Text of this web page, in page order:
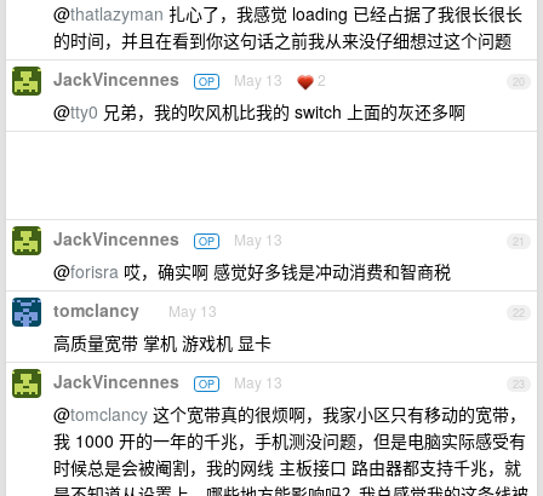
@thatlazyman 扎心了，我感觉 loading 已经占据了我很长很长
的时间，并且在看到你这句话之前我从来没仔细想过这个问题
20
JackVincennes OP May 13 2
@tty0 兄弟，我的吹风机比我的 switch 上面的灰还多啊
21
JackVincennes OP May 13
@forisra 哎，确实啊 感觉好多钱是冲动消费和智商税
22
tomclancy May 13
高质量宽带 掌机 游戏机 显卡
23
JackVincennes OP May 13
@tomclancy 这个宽带真的很烦啊，我家小区只有移动的宽带，
我 1000 开的一年的千兆，手机测没问题，但是电脑实际感受有
时候总是会被阉割，我的网线 主板接口 路由器都支持千兆，就